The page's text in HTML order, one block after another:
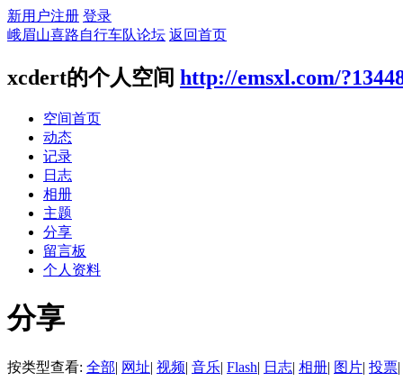
新用户注册 登录
峨眉山喜路自行车队论坛 返回首页
xcdert的个人空间 http://emsxl.com/
空间首页
动态
记录
日志
相册
主题
分享
留言板
个人资料
分享
按类型查看: 全部| 网址| 视频| 音乐| Flash| 日志| 相册| 图片| 投票|